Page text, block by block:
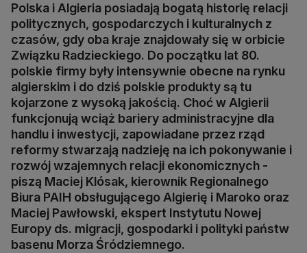
Polska i Algieria posiadają bogatą historię relacji
politycznych, gospodarczych i kulturalnych z
czasów, gdy oba kraje znajdowały się w orbicie
Związku Radzieckiego. Do początku lat 80.
polskie firmy były intensywnie obecne na rynku
algierskim i do dziś polskie produkty są tu
kojarzone z wysoką jakością. Choć w Algierii
funkcjonują wciąż bariery administracyjne dla
handlu i inwestycji, zapowiadane przez rząd
reformy stwarzają nadzieję na ich pokonywanie i
rozwój wzajemnych relacji ekonomicznych -
piszą Maciej Klósak, kierownik Regionalnego
Biura PAIH obsługującego Algierię i Maroko oraz
Maciej Pawłowski, ekspert Instytutu Nowej
Europy ds. migracji, gospodarki i polityki państw
basenu Morza Śródziemnego.